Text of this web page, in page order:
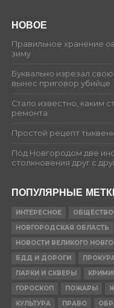
НОВОЕ
Правильное хранение
зиму
Буквально изрезал
вынес приговор убийце
Стало известно, каким
ремонта
Простой рецепт
Под Новгородом две
столкновения друг с
ПОПУЛЯРНЫЕ
ИНТЕРЕСНОЕ ОБЩЕСТВО
НОВГОРОДСКАЯ ОБЛАСТЬ
НОВОСТИ ВЕЛИКОГО
БДД И ДОРОГИ
ПАРКИ И СКВЕРЫ
ГОРОСКОП
ПОЖАРЫ
КУЛЬТУРА
ПРАВО